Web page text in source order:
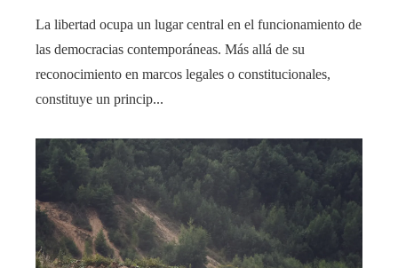
La libertad ocupa un lugar central en el funcionamiento de
las democracias contemporáneas. Más allá de su
reconocimiento en marcos legales o constitucionales,
constituye un princip...